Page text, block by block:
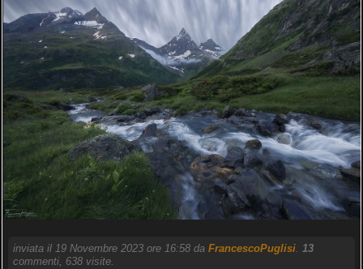
inviata il 19 Novembre 2023 ore 16:58 da FrancescoPuglisi. 13
commenti, 638 visite.